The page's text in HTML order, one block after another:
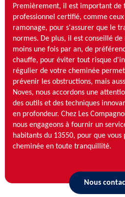
Premièrement, il est important de
professionnel certifié, comme ceux
ramonage, pour s'assurer que le
normes. De plus, il est conseillé
moins une fois par an, de
chauffe, pour éviter tout risque
régulier de votre cheminée
prévenir les obstructions, mais
Noves, nous accordons une
des outils et des techniques
en profondeur. Chez Les
nous engageons à fournir un
habitants du 13550, pour que
cheminée en toute tranquillité.
Nous